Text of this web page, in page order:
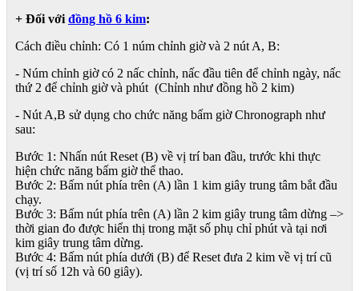
+ Đối với đồng hồ 6 kim:
Cách điều chỉnh: Có 1 núm chỉnh giờ và 2 nút A, B:
- Núm chỉnh giờ có 2 nấc chỉnh, nấc đầu tiên để chỉnh ngày, nấc
thứ 2 để chỉnh giờ và phút (Chỉnh như đồng hồ 2 kim)
- Nút A,B sử dụng cho chức năng bấm giờ Chronograph như
sau:
Bước 1: Nhấn nút Reset (B) về vị trí ban đầu, trước khi thực
hiện chức năng bấm giờ thể thao.
Bước 2: Bấm nút phía trên (A) lần 1 kim giây trung tâm bắt đầu
chạy.
Bước 3: Bấm nút phía trên (A) lần 2 kim giây trung tâm dừng –>
thời gian đo được hiển thị trong mặt số phụ chỉ phút và tại nơi
kim giây trung tâm dừng.
Bước 4: Bấm nút phía dưới (B) để Reset đưa 2 kim về vị trí cũ
(vị trí số 12h và 60 giây).